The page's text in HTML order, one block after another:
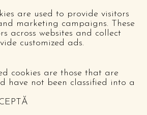
are used to provide visitors
marketing campaigns. These
across websites and collect
customized ads.
cookies are those that are
have not been classified into a